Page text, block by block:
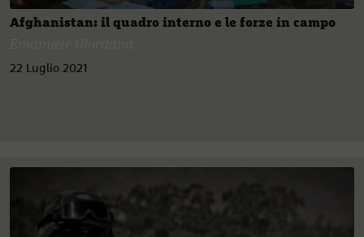
Afghanistan: il quadro interno e le forze in campo
22 Luglio 2021